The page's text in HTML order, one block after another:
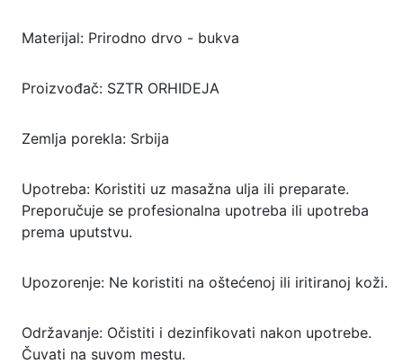
Materijal: Prirodno drvo - bukva
Proizvođač: SZTR ORHIDEJA
Zemlja porekla: Srbija
Upotreba: Koristiti uz masažna ulja ili preparate.
Preporučuje se profesionalna upotreba ili upotreba
prema uputstvu.
Upozorenje: Ne koristiti na oštećenoj ili iritiranoj koži.
Održavanje: Očistiti i dezinfikovati nakon upotrebe.
Čuvati na suvom mestu.